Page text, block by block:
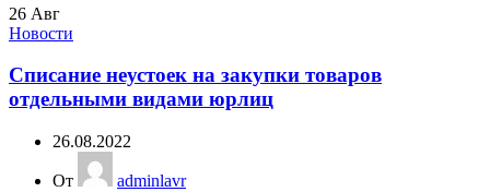
26 Авг
Новости
Списание неустоек на закупки товаров
отдельными видами юрлиц
26.08.2022
От
adminlavr